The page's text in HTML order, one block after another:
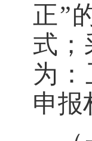
正”
式；
为 ：
申报